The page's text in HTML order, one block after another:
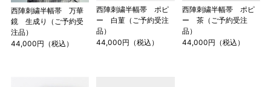
西陣刺繍半幅帯 万華
鏡 生成り（ご予約受
注品）
44,000円（税込）
西陣刺繍半幅帯 ポピ
ー 白菫（ご予約受注
品）
44,000円（税込）
西陣刺繍半幅帯 ポピ
ー 茶（ご予約受注
品）
44,000円（税込）